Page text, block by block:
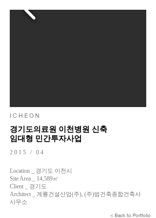
I C H E O N
경기도의료원 이천병원 신축
임대형 민간투자사업
2015 / 04
Location _ 경기도 이천시
Site Area _ 14,589㎡
Client _ 경기도
Architect _ 계룡건설산업(주), (주)범건축종합건축사
사무소
< Back to Portfolio